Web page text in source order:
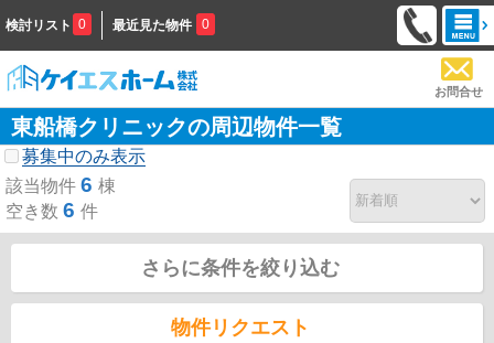
検討リスト 0 最近見た物件 0
お問合せ
東船橋クリニックの周辺物件一覧
募集中のみ表示
該当物件 6 棟
空き数 6 件
さらに条件を絞り込む
物件リクエスト